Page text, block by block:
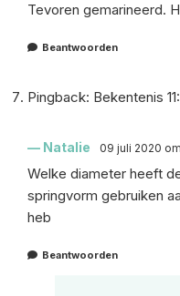
Tevoren gemarineerd.
Beantwoorden
Pingback: Bekentenis
Natalie 09 juli 2020
Welke diameter heeft
springvorm gebruiken
heb
Beantwoorden